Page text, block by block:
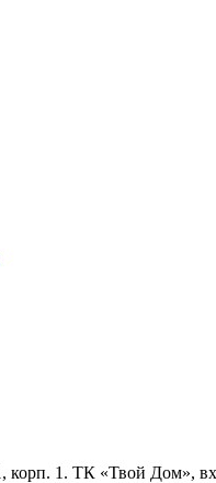
1. ТК «Твой Дом»,